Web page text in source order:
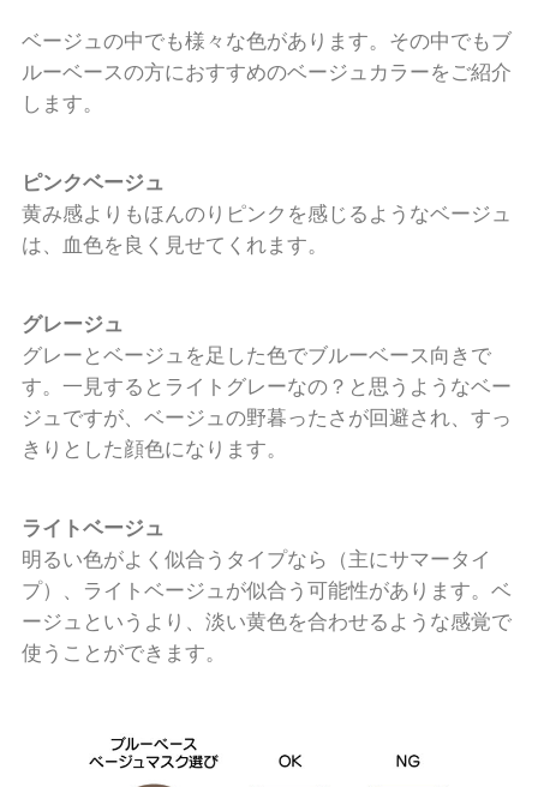
ベージュの中でも様々な色があります。その中でもブ
ルーベースの方におすすめのベージュカラーをご紹介
します。
ピンクベージュ
黄み感よりもほんのりピンクを感じるようなベージュ
は、血色を良く見せてくれます。
グレージュ
グレーとベージュを足した色でブルーベース向きで
す。一見するとライトグレーなの？と思うようなベー
ジュですが、ベージュの野暮ったさが回避され、すっ
きりとした顔色になります。
ライトベージュ
明るい色がよく似合うタイプなら（主にサマータイ
プ）、ライトベージュが似合う可能性があります。ベ
ージュというより、淡い黄色を合わせるような感覚で
使うことができます。